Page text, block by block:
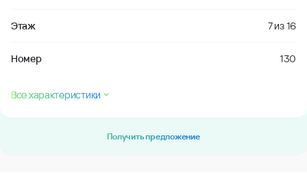
Этаж 7из16
Номер 130
Все характеристики
Получить предложение